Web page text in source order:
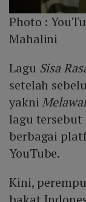
Photo :
Mahalini
Lagu Sisa
setelah
yakni
lagu
berbagai
YouTube.
Kini,